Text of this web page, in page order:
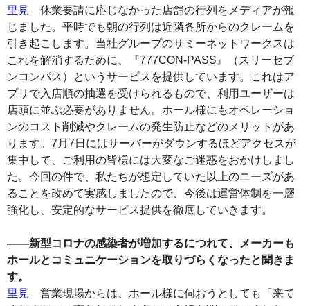
里見 休業要請に応じなかった店舗の行列をメディアが報
じました。平時でも朝の行列は近隣各所からのクレームを
引き起こします。当社グループのサミーネットワークスは
これを解消するために、『777CON‐PASS』（スリーセブ
ンコンパス）というサービスを提供しています。これはア
プリで入店順の抽選を受けられるもので、利用ユーザーは
店頭に並ぶ必要がありません。ホール様にもオペレーショ
ンのコスト削減やクレームの発生防止などのメリットがあ
ります。7月7日にはサーバーがダウンするほどアクセスが
集中して、ご利用の皆様には大変なご迷惑をおかけしまし
た。今回の件で、私たちが想定していた以上のニーズがあ
ることを改めて実感しましたので、今後は運営体制を一層
強化し、安定的なサービス提供を徹底していきます。
――新型コロナの感染者が増加するにつれて、メーカーも
ホールとコミュニケーションを取りづらくなったと聞きま
す。
里見 営業現場からは、ホール様に伺おうとしても「来て